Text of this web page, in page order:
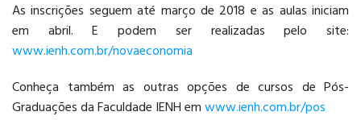
As inscrições seguem até março de 2018 e as aulas iniciam
em abril. E podem ser realizadas pelo site:
www.ienh.com.br/novaeconomia
Conheça também as outras opções de cursos de Pós-
Graduações da Faculdade IENH emwww.ienh.com.br/pos